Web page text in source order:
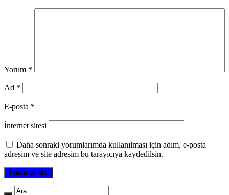
Yorum *
Ad *
E-posta *
İnternet sitesi
Daha sonraki yorumlarımda kullanılması için adım, e-posta
adresim ve site adresim bu tarayıcıya kaydedilsin.